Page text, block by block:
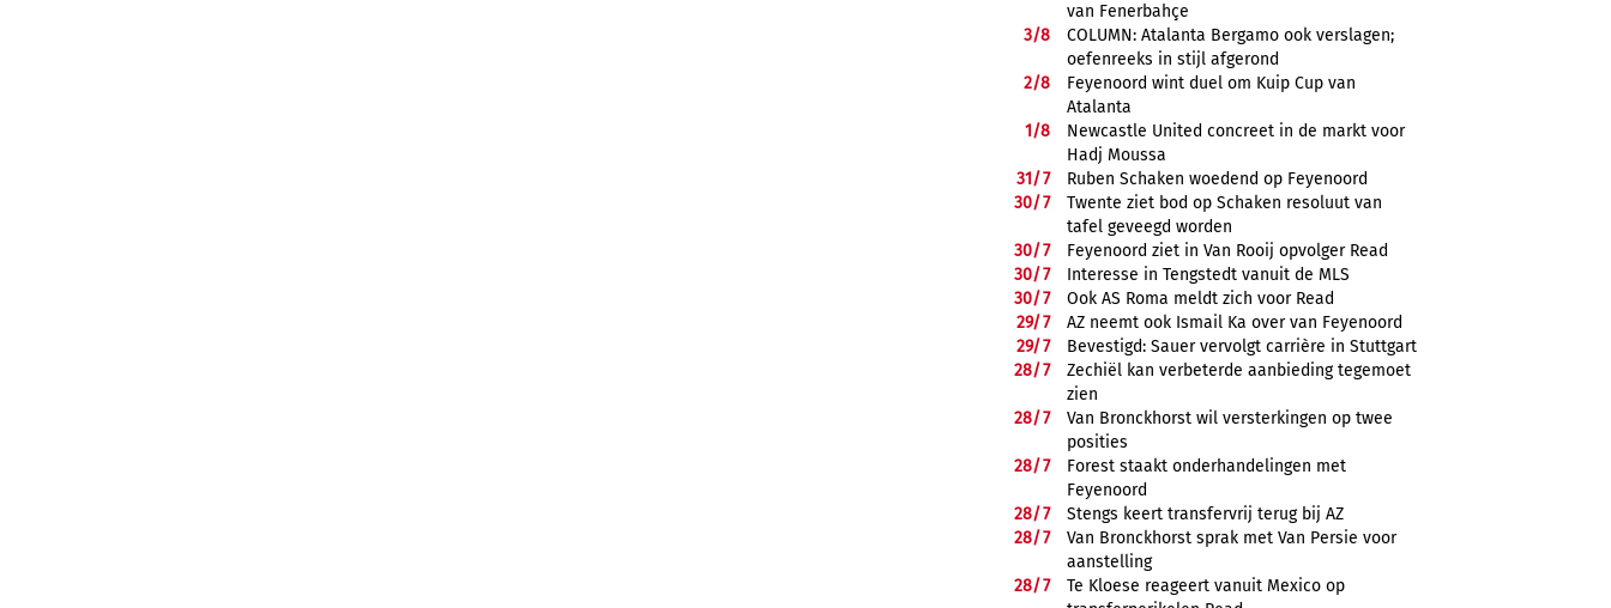
van Fenerbahçe
3/8
COLUMN: Atalanta Bergamo ook verslagen;
oefenreeks in stijl afgerond
2/8
Feyenoord wint duel om Kuip Cup van
Atalanta
1/8
Newcastle United concreet in de markt voor
Hadj Moussa
31/7
Ruben Schaken woedend op Feyenoord
30/7
Twente ziet bod op Schaken resoluut van
tafel geveegd worden
30/7
Feyenoord ziet in Van Rooij opvolger Read
30/7
Interesse in Tengstedt vanuit de MLS
30/7
Ook AS Roma meldt zich voor Read
29/7
AZ neemt ook Ismail Ka over van Feyenoord
29/7
Bevestigd: Sauer vervolgt carrière in Stuttgart
28/7
Zechiël kan verbeterde aanbieding tegemoet
zien
28/7
Van Bronckhorst wil versterkingen op twee
posities
28/7
Forest staakt onderhandelingen met
Feyenoord
28/7
Stengs keert transfervrij terug bij AZ
28/7
Van Bronckhorst sprak met Van Persie voor
aanstelling
28/7
Te Kloese reageert vanuit Mexico op